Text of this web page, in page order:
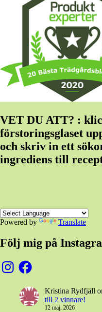
VET DU ATT? :
förstoringsglaset
och skriv in ett
ingrediens till
Powered by Translate
Följ mig på
InstagramFacebook
Kristina Rydfjäll
till 2 vinnare!
12 maj, 2026